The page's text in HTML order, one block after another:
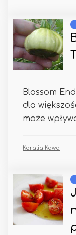
Blossom
dla
może
Koralia Kawa